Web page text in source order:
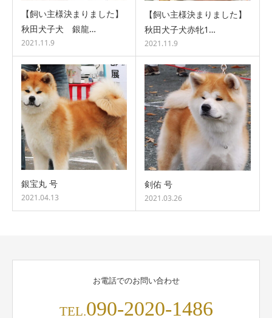
【飼い主様決まりました】
秋田犬子犬 銀龍…
2021.11.9
【飼い主様決まりました】
秋田犬子犬赤牝1…
2021.11.9
銀宝丸 号
2021.04.13
剣佑 号
2021.03.26
お電話でのお問い合わせ
TEL.090-2020-1486